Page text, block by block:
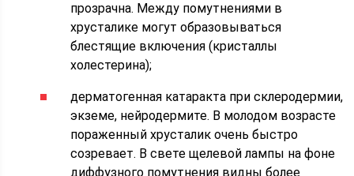
прозрачна. Между помутнениями в
хрусталике могут образовываться
блестящие включения (кристаллы
холестерина);
дерматогенная катаракта при склеродермии,
экземе, нейродермите. В молодом возрасте
пораженный хрусталик очень быстро
созревает. В свете щелевой лампы на фоне
диффузного помутнения видны более